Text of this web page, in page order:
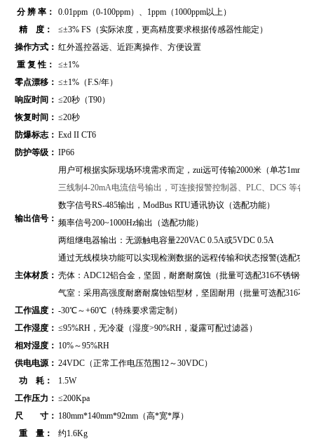
分 辨 率：
0.01ppm（0-100ppm）、1ppm（1000ppm以上）
精 度：
≤±3% FS（实际浓度，更高精度要求根据传感器性能定）
操作方式： 红外遥控器远、近距离操作、方便设置
重 复 性：
≤±1%
零点漂移： ≤±1%（F.S/年）
响应时间： ≤20秒（T90）
恢复时间： ≤20秒
防爆标志： Exd II CT6
防护等级： IP66
输出信号：
用户可根据实际现场环境需求而定，zui远可传输2000米（单芯1mm2
三线制4-20mA电流信号输出，可连接报警控制器、PLC、DCS 等各
数字信号RS-485输出， ModBus RTU通讯协议 （选配功能）
频率信号200~1000Hz输出（选配功能）
两组继电器输出：无源触电容量220VAC 0.5A或5VDC 0.5A
通过无线模块功能可以实现检测数据的远程传输和状态报警(选配功
主体材质： 壳体：ADC12铝合金，坚固，耐磨耐腐蚀（批量可选配316不锈钢壳
气室：采用高强度耐磨耐腐蚀铝型材，坚固耐用（批量可选配316不
工作温度： -30℃～+60℃（特殊要求需定制）
工作湿度： ≤95%RH，无冷凝（湿度>90%RH，凝露可配过滤器）
相对湿度： 10%～95%RH
供电电源： 24VDC（正常工作电压范围12～30VDC）
功 耗：
1.5W
工作压力： ≤200Kpa
尺 寸： 180mm*140mm*92mm（高*宽*厚）
重 量：
约1.6Kg